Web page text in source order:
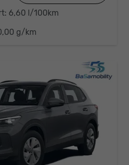
6,60 l/100km
g/km